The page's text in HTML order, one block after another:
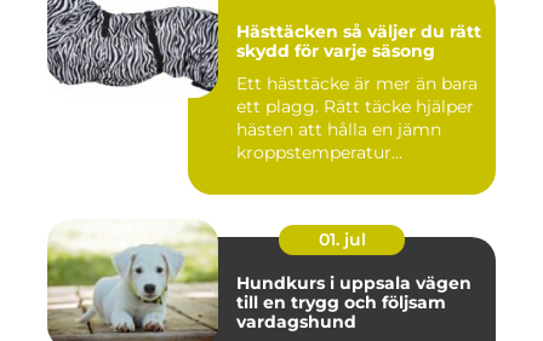
Hästtäcken så väljer du rätt
skydd för varje säsong
Ett hästtäcke är mer än bara
ett plagg. Rätt täcke hjälper
hästen att hålla en jämn
kroppstemperatur...
01. jul
Hundkurs i uppsala vägen
till en trygg och följsam
vardagshund